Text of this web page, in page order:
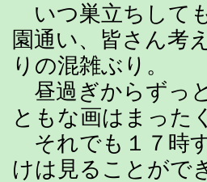
いつ巣立ちして
園通い、皆さん考
りの混雑ぶり。
昼過ぎからずっ
ともな画はまった
それでも１７時
けは見ることがで